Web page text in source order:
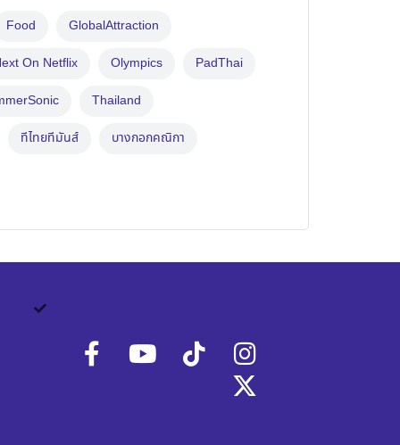
Food GlobalAttraction
On Netflix Olympics PadThai
Thailand
ทีไทยทีมันส์ บางกอกคณิกา